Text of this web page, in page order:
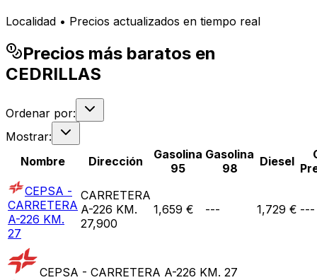
Localidad • Precios actualizados en tiempo real
Precios más baratos en
CEDRILLAS
Ordenar por:
Mostrar:
Nombre
Dirección
Gasolina
95
Gasolina
98
Diesel
CEPSA -
CARRETERA
A-226 KM.
27
CARRETERA
A-226 KM.
27,900
1,659 € --- 1,729 € ---
CEPSA - CARRETERA A-226 KM. 27